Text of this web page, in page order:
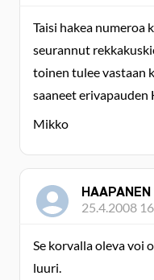
Taisi hakea numeroa
seurannut
toinen tulee vastaan
saaneet
Mikko
25.4.2008
Se korvalla oleva voi
luuri.